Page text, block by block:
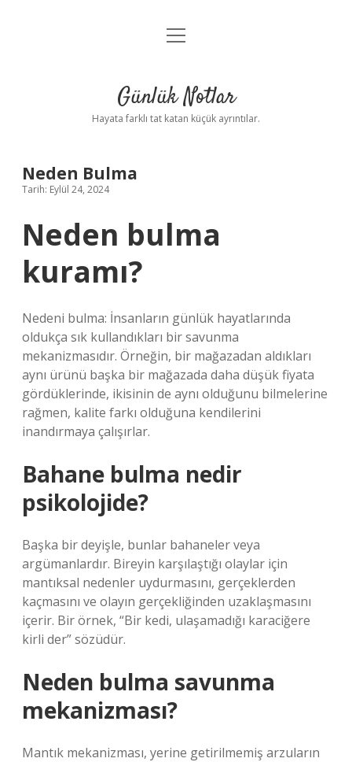
Anasayfa
Yasal Uyarı
menüyü
Günlük Notlar
Hayata farklı tat katan küçük ayrıntılar.
Neden Bulma
Tarih: Eylül 24, 2024
Neden bulma
kuramı?
Nedeni bulma: İnsanların günlük hayatlarında
oldukça sık kullandıkları bir savunma
mekanizmasıdır. Örneğin, bir mağazadan aldıkları
aynı ürünü başka bir mağazada daha düşük fiyata
gördüklerinde, ikisinin de aynı olduğunu bilmelerine
rağmen, kalite farkı olduğuna kendilerini
inandırmaya çalışırlar.
Bahane bulma nedir
psikolojide?
Başka bir deyişle, bunlar bahaneler veya
argümanlardır. Bireyin karşılaştığı olaylar için
mantıksal nedenler uydurmasını, gerçeklerden
kaçmasını ve olayın gerçekliğinden uzaklaşmasını
içerir. Bir örnek, “Bir kedi, ulaşamadığı karaciğere
kirli der” sözüdür.
Neden bulma savunma
mekanizması?
Mantık mekanizması, yerine getirilmemiş arzuların